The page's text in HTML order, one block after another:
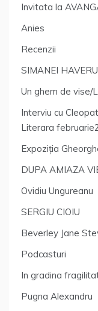
Invitata la
Anies
Recenzii
SIMANEI
Un ghem de vise/
Interviu cu
Literara
Expoziția
DUPA AMIAZA
Ovidiu Ungureanu
SERGIU CIOIU
Beverley Jane
Podcasturi
In gradina
Pugna Alexandru